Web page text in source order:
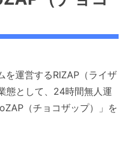
運営するRIZAP（ライザ
態として、24時間無人運
（チョコザップ）」を